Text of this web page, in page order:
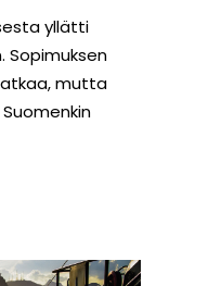
yllätti
Sopimuksen
mutta